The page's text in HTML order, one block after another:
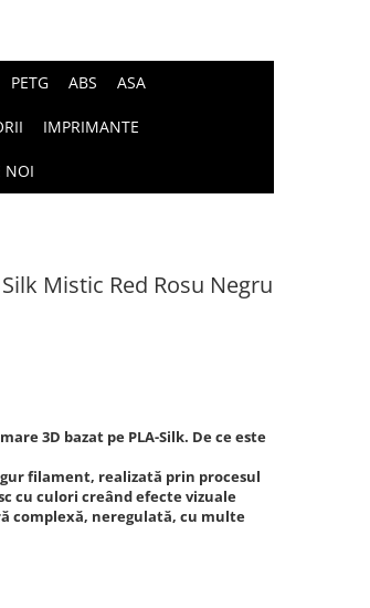
PETG ABS ASA
IMPRIMANTE
NOI
Mistic Red Rosu Negru
3D bazat pe PLA-Silk. De ce este
filament, realizată prin procesul
cu culori creând efecte vizuale
complexă, neregulată, cu multe